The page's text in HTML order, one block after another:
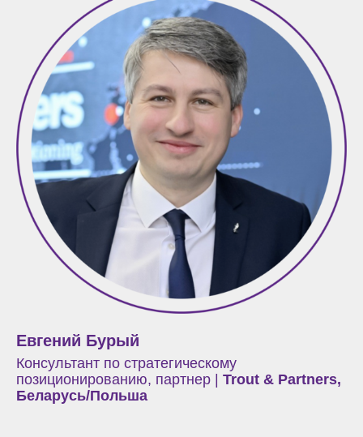
Евгений Бурый
Консультант по стратегическому
позиционированию, партнер | Trout & Partners,
Беларусь/Польша